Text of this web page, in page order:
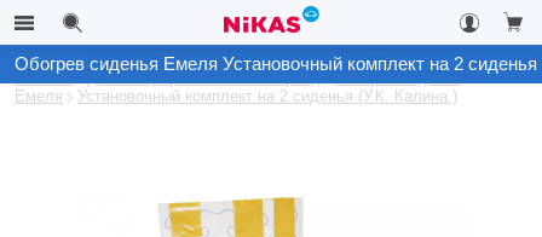
Каталог Для комфорта в зимний период
Емеля
Установочный комплект на 2 сиденья (У.К. Калина.)
Обогрев сиденья Емеля Установочный комплект на 2